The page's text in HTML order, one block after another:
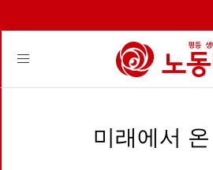
Toggle
미래에서